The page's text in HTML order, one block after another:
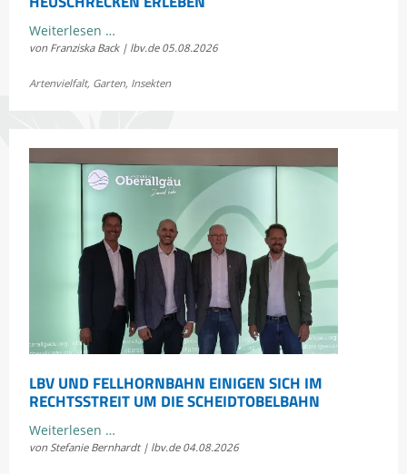
Weiterlesen …Kostenloses
Sommerkonzert:
von Franziska Back | lbv.de 05.08.2026
Artenvielfalt, Garten, Insekten
LBV UND FELLHORNBAHN EINIGEN SICH IM
RECHTSSTREIT UM DIE SCHEIDTOBELBAHN
Weiterlesen …
und
von Stefanie Bernhardt | lbv.de 04.08.2026